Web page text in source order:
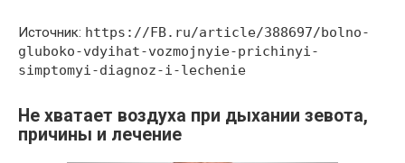
Источник: https://FB.ru/article/388697/bolno-
gluboko-vdyihat-vozmojnyie-prichinyi-
simptomyi-diagnoz-i-lechenie
Не хватает воздуха при дыхании зевота,
причины и лечение